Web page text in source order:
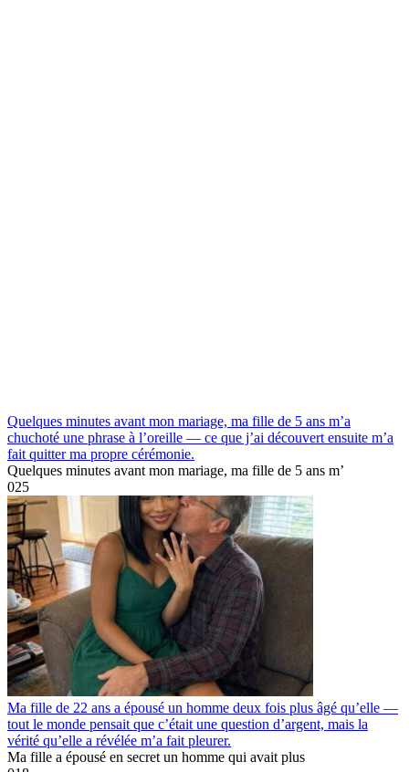
Quelques minutes avant mon mariage, ma fille de 5 ans m’a
chuchoté une phrase à l’oreille — ce que j’ai découvert ensuite m’a
fait quitter ma propre cérémonie.
Quelques minutes avant mon mariage, ma fille de 5 ans m’
025
Ma fille de 22 ans a épousé un homme deux fois plus âgé qu’elle —
tout le monde pensait que c’était une question d’argent, mais la
vérité qu’elle a révélée m’a fait pleurer.
Ma fille a épousé en secret un homme qui avait plus